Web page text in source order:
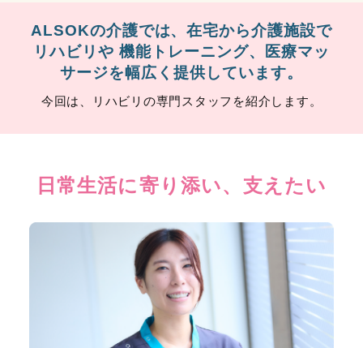
ALSOKの介護では、在宅から介護施設で
リハビリや 機能トレーニング、医療マッ
サージを幅広く提供しています。
今回は、リハビリの専門スタッフを紹介します。
日常生活に寄り添い、支えたい